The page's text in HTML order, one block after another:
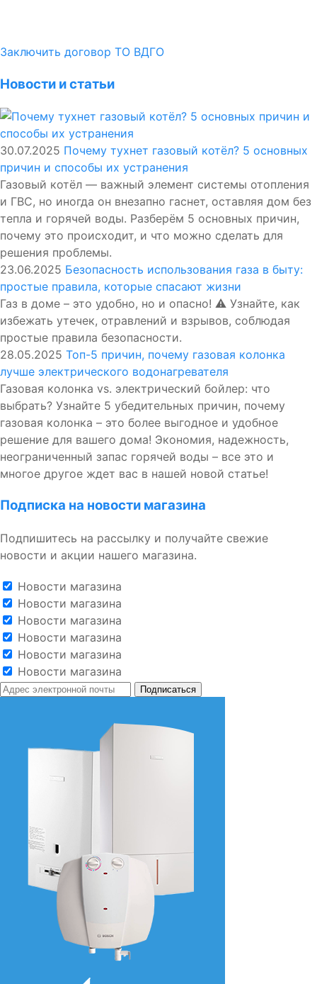
Заключить договор ТО ВДГО
Новости и статьи
30.07.2025 Почему тухнет газовый котёл? 5 основных
причин и способы их устранения
Газовый котёл — важный элемент системы отопления
и ГВС, но иногда он внезапно гаснет, оставляя дом без
тепла и горячей воды. Разберём 5 основных причин,
почему это происходит, и что можно сделать для
решения проблемы.
23.06.2025 Безопасность использования газа в быту:
простые правила, которые спасают жизни
Газ в доме – это удобно, но и опасно! ⚠️ Узнайте, как
избежать утечек, отравлений и взрывов, соблюдая
простые правила безопасности.
28.05.2025 Топ-5 причин, почему газовая колонка
лучше электрического водонагревателя
Газовая колонка vs. электрический бойлер: что
выбрать? Узнайте 5 убедительных причин, почему
газовая колонка – это более выгодное и удобное
решение для вашего дома! Экономия, надежность,
неограниченный запас горячей воды – все это и
многое другое ждет вас в нашей новой статье!
Подписка на новости магазина
Подпишитесь на рассылку и получайте свежие
новости и акции нашего магазина.
Новости магазина
Новости магазина
Новости магазина
Новости магазина
Новости магазина
Новости магазина